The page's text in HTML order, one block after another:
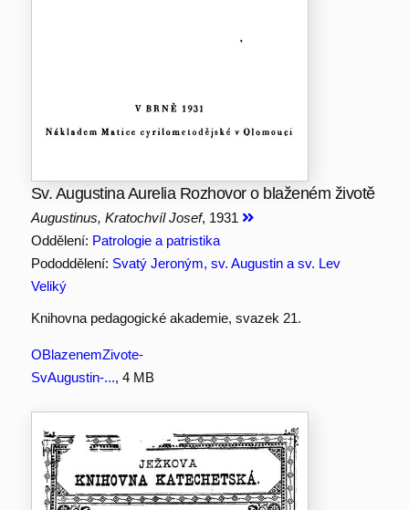
Sv. Augustina Aurelia Rozhovor o blaženém životě
Augustinus, Kratochvíl Josef, 1931
Oddělení: Patrologie a patristika
Pododdělení: Svatý Jeroným, sv. Augustin a sv. Lev
Veliký
Knihovna pedagogické akademie, svazek 21.
OBlazenemZivote-
SvAugustin-..., 4 MB